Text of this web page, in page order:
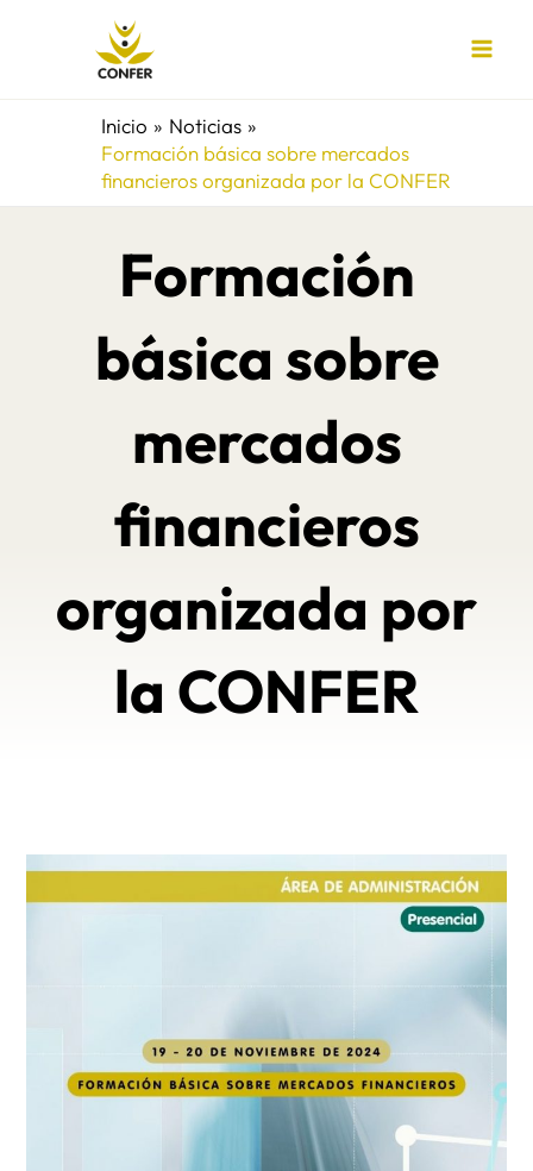
Inicio
Noticias
Formación básica sobre mercados
financieros organizada por la CONFER
Formación
básica sobre
mercados
financieros
organizada por
la CONFER